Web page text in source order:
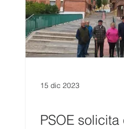
Urbanismo
Costa y Playas
15 dic 2023
PSOE